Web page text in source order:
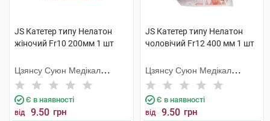
JS Катетер типу Нелатон
жіночий Fr10 200мм 1 шт
Цзянсу Суюн Медікал
Метіріалс
Є в наявності
від 9.50 грн
JS Катетер типу Нелатон
чоловічий Fr12 400 мм 1 шт
Цзянсу Суюн Медікал
Метіріалс
Є в наявності
від 9.50 грн